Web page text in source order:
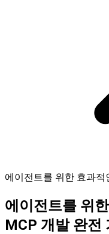
에이전트를 위한 효과적
에이전트를 위
MCP 개발 완전